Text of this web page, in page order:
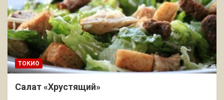
ТОКИО
Салат «Хрустящий»